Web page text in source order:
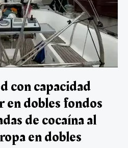
con capacidad
dobles fondos
de cocaína al
en dobles